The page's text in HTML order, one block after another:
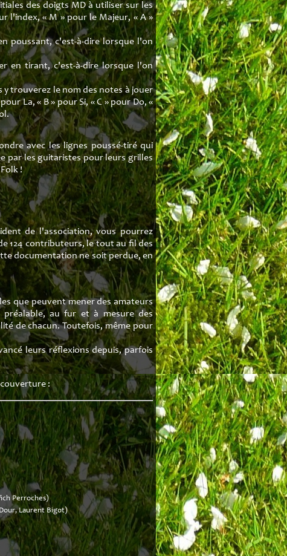
des doigts MD à utiliser sur les
l'index, « M » pour le Majeur, « A »
poussant, c'est-à-dire lorsque l'on
en tirant, c'est-à-dire lorsque l'on
y trouverez le nom des notes à jouer
La, « B » pour Si, « C » pour Do, «
avec les lignes poussé-tiré qui
par les guitaristes pour leurs grilles
!
de l'association, vous pourrez
124 contributeurs, le tout au fil des
documentation ne soit perdue, en
que peuvent mener des amateurs
préalable, au fur et à mesure des
de chacun. Toutefois, même pour
leurs réflexions depuis, parfois
:
Perroches)
Laurent Bigot)